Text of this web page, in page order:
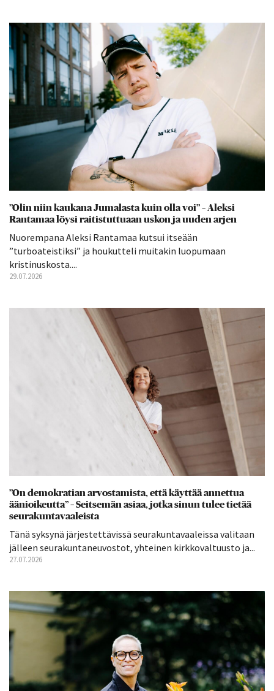
”Olin niin kaukana Jumalasta kuin olla voi” – Aleksi
Rantamaa löysi raitistuttuaan uskon ja uuden arjen
Nuorempana Aleksi Rantamaa kutsui itseään
”turboateistiksi” ja houkutteli muitakin luopumaan
kristinuskosta....
29.07.2026
”On demokratian arvostamista, että käyttää annettua
äänioikeutta” – Seitsemän asiaa, jotka sinun tulee tietää
seurakuntavaaleista
Tänä syksynä järjestettävissä seurakuntavaaleissa valitaan
jälleen seurakuntaneuvostot, yhteinen kirkkovaltuusto ja...
27.07.2026